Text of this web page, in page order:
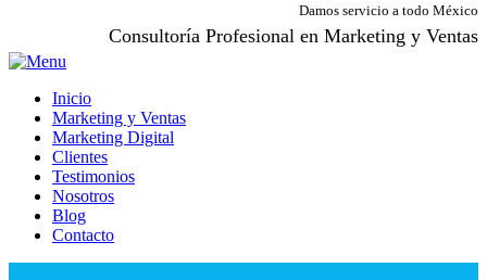
Damos servicio a todo México
Consultoría Profesional en Marketing y Ventas
Inicio
Marketing y Ventas
Marketing Digital
Clientes
Testimonios
Nosotros
Blog
Contacto